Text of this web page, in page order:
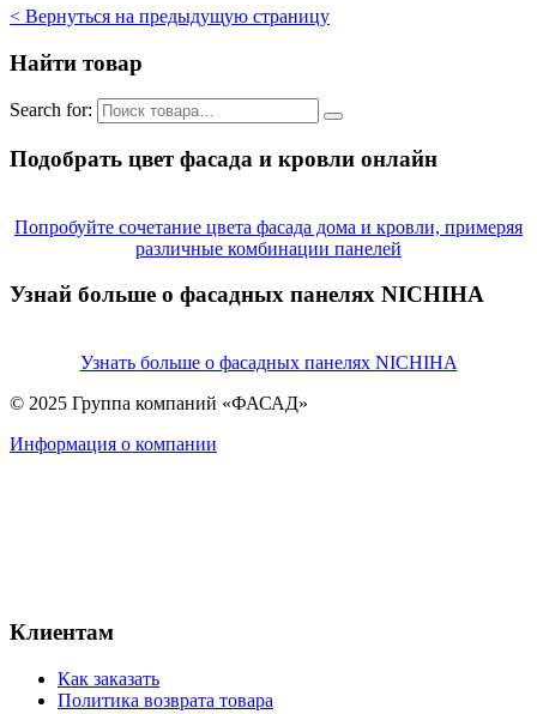
< Вернуться на предыдущую страницу
Найти товар
Search for:
Подобрать цвет фасада и кровли онлайн
Попробуйте сочетание цвета фасада дома и кровли, примеряя
различные комбинации панелей
Узнай больше о фасадных панелях NICHIHA
Узнать больше о фасадных панелях NICHIHA
© 2025 Группа компаний «ФАСАД»
Информация о компании
Клиентам
Как заказать
Политика возврата товара